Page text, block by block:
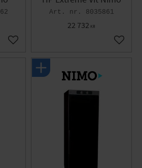
Gem som favorit
8035861
22 732 KR
Gem